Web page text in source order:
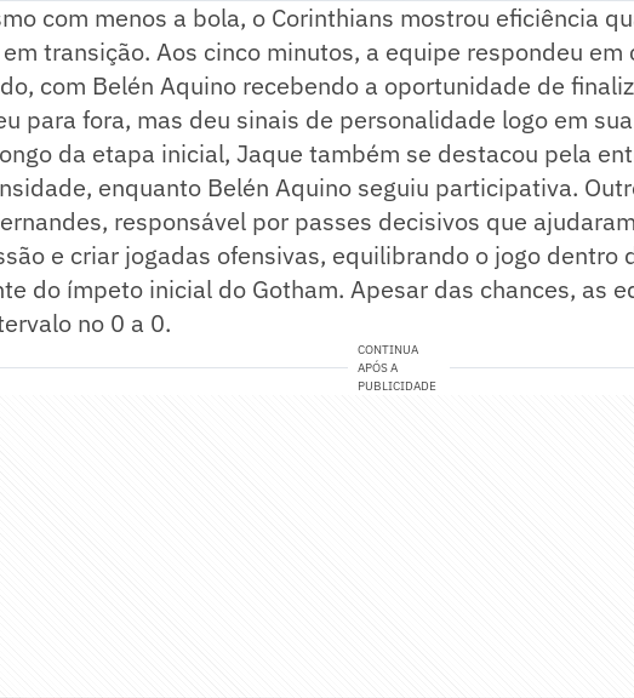
com menos a bola, o Corinthians mostrou eficiência
transição. Aos cinco minutos, a equipe respondeu
com Belén Aquino recebendo a oportunidade de
para fora, mas deu sinais de personalidade logo em
da etapa inicial, Jaque também se destacou pela
enquanto Belén Aquino seguiu participativa.
responsável por passes decisivos que
e criar jogadas ofensivas, equilibrando o jogo dentro
do ímpeto inicial do Gotham. Apesar das chances, as
no 0 a 0.
CONTINUA
APÓS A
PUBLICIDADE